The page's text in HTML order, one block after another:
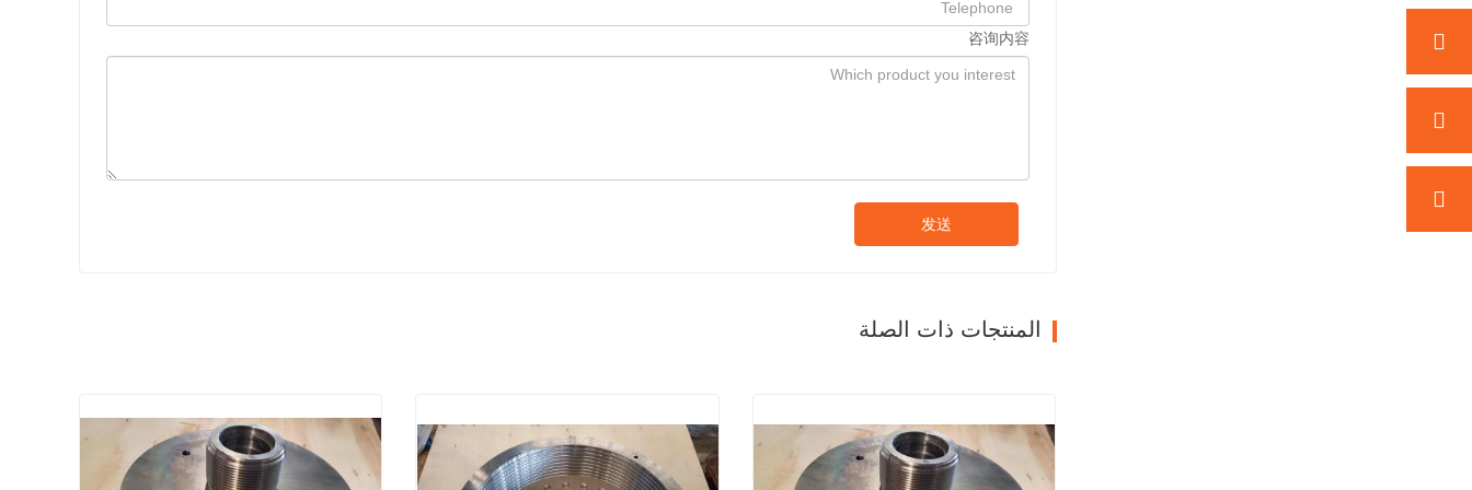
咨询内容
发送
المنتجات ذات الصلة